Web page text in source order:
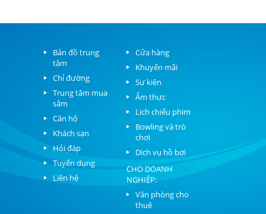
Bản đồ trung
tâm
Chỉ đường
Trung tâm mua
sắm
Căn hộ
Khách sạn
Hỏi đáp
Tuyển dụng
Liên hệ
Cửa hàng
Khuyến mãi
Sự kiện
Ẩm thực
Lịch chiếu phim
Bowling và trò
chơi
Dịch vụ hồ bơi
CHO DOANH
NGHIỆP:
Văn phòng cho
thuê